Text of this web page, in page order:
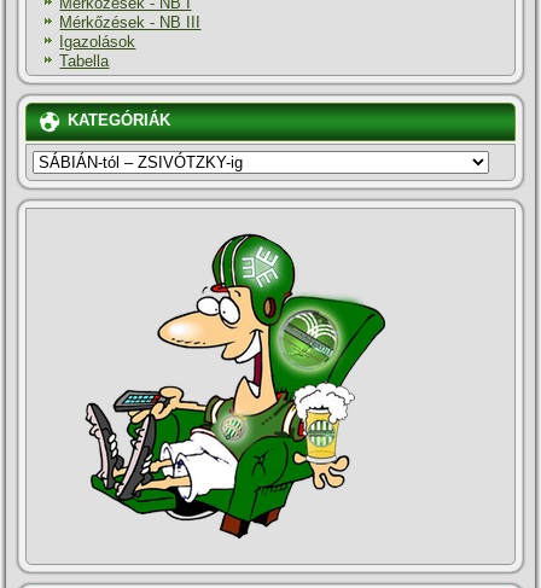
Mérkőzések - NB III
Igazolások
Tabella
KATEGÓRIÁK
KATEGÓRIÁK